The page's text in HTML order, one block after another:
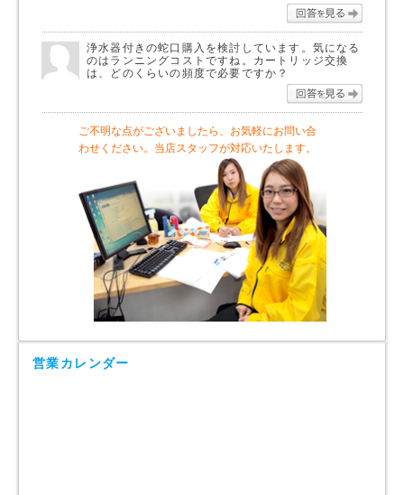
浄水器付きの蛇口購入を検討しています。気になる
のはランニングコストですね。カートリッジ交換
は、どのくらいの頻度で必要ですか？
ご不明な点がございましたら、お気軽にお問い合
わせください。当店スタッフが対応いたします。
営業カレンダー